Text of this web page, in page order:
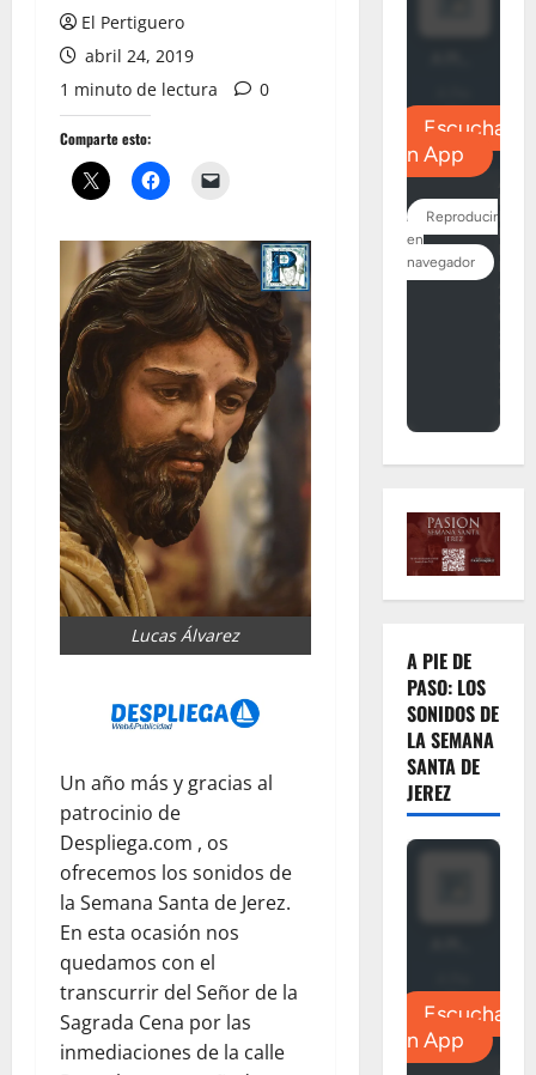
El Pertiguero
abril 24, 2019
1 minuto de lectura
0
Comparte esto:
Lucas Álvarez
Un año más y gracias al
patrocinio de
Despliega.com , os
ofrecemos los sonidos de
la Semana Santa de Jerez.
En esta ocasión nos
quedamos con el
transcurrir del Señor de la
Sagrada Cena por las
inmediaciones de la calle
A PIE DE
PASO: LOS
SONIDOS DE
LA SEMANA
SANTA DE
JEREZ